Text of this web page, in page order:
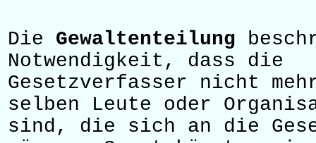
Die Gewaltenteilung
Notwendigkeit, dass die
Gesetzverfasser nicht
selben Leute oder
sind, die sich an die